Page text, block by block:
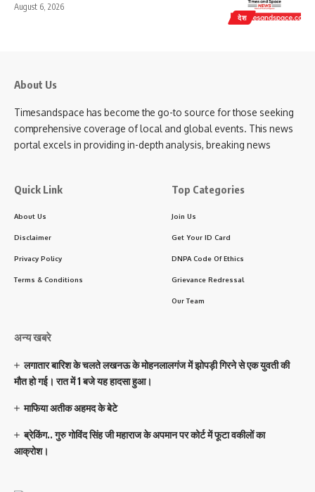
देश
August 6, 2026
About Us
Timesandspace has become the go-to source for those seeking
comprehensive coverage of local and global events. This news
portal excels in providing in-depth analysis, breaking news
Quick Link
About Us
Disclaimer
Privacy Policy
Terms & Conditions
Top Categories
Join Us
Get Your ID Card
DNPA Code Of Ethics
Grievance Redressal
Our Team
अन्य खबरे
लगातार बारिश के चलते लखनऊ के मोहनलालगंज में झोपड़ी गिरने से एक युवती की
मौत हो गई। रात में 1 बजे यह हादसा हुआ।
माफिया अतीक अहमद के बेटे
ब्रेकिंग.. गुरु गोविंद सिंह जी महाराज के अपमान पर कोर्ट में फूटा वकीलों का
आक्रोश।